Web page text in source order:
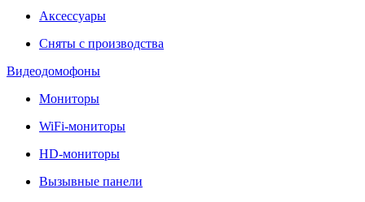
Аксессуары
Сняты с производства
Видеодомофоны
Мониторы
WiFi-мониторы
HD-мониторы
Вызывные панели